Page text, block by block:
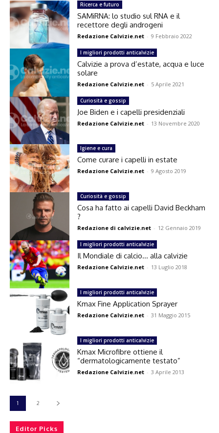
Ricerca e futuro
SAMiRNA: lo studio sul RNA e il
recettore degli androgeni
Redazione Calvizie.net - 9 Febbraio 2022
I migliori prodotti anticalvizie
Calvizie a prova d’estate, acqua e luce
solare
Redazione Calvizie.net - 5 Aprile 2021
Curiosità e gossip
Joe Biden e i capelli presidenziali
Redazione Calvizie.net - 13 Novembre 2020
Igiene e cura
Come curare i capelli in estate
Redazione Calvizie.net - 9 Agosto 2019
Curiosità e gossip
Cosa ha fatto ai capelli David Beckham
?
Redazione di calvizie.net - 12 Gennaio 2019
I migliori prodotti anticalvizie
Il Mondiale di calcio… alla calvizie
Redazione Calvizie.net - 13 Luglio 2018
I migliori prodotti anticalvizie
Kmax Fine Application Sprayer
Redazione Calvizie.net - 31 Maggio 2015
I migliori prodotti anticalvizie
Kmax Microfibre ottiene il
“dermatologicamente testato”
Redazione Calvizie.net - 3 Aprile 2013
1 2
Editor Picks